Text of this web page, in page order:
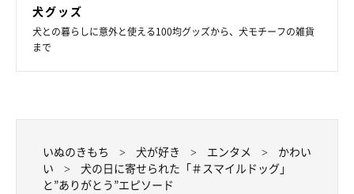
犬グッズ
犬との暮らしに意外と使える100均グッズから、犬モチーフの雑貨
まで
いぬのきもち 犬が好き エンタメ
かわい
い
犬の日に寄せられた「＃スマイルドッグ」
と”ありがとう”エピソード